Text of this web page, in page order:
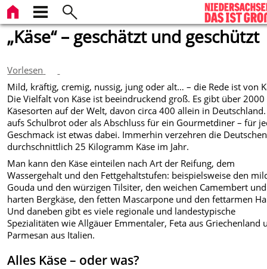
„Käse“ – geschätzt und geschützt
Vorlesen
Mild, kräftig, cremig, nussig, jung oder alt… – die Rede ist von
Die Vielfalt von Käse ist beeindruckend groß. Es gibt über 2000
Käsesorten auf der Welt, davon circa 400 allein in
aufs Schulbrot oder als Abschluss für ein Gourmetdiner – für
Geschmack ist etwas dabei. Immerhin verzehren die Deutschen
durchschnittlich 25 Kilogramm Käse im Jahr.
Man kann den Käse einteilen nach Art der Reifung, dem
Wassergehalt und den Fettgehaltstufen: beispielsweise den
Gouda und den würzigen Tilsiter, den weichen Camembert
harten Bergkäse, den fetten Mascarpone und den fettarmen
Und daneben gibt es viele regionale und landestypische
Spezialitäten wie Allgäuer Emmentaler, Feta aus Griechenland
Parmesan aus Italien.
Alles Käse – oder was?